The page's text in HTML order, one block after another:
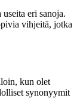
eri sanoja.
vihjeitä, jotka
kun olet
synonyymit